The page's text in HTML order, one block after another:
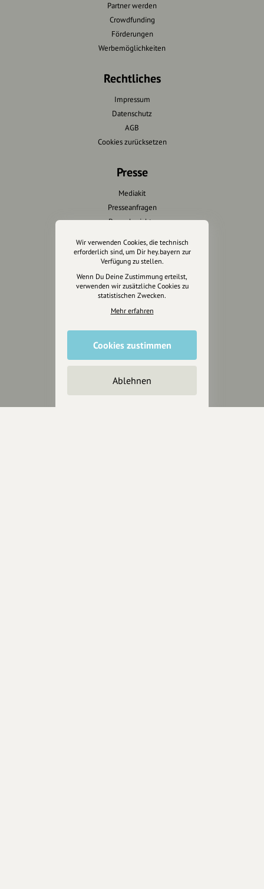
Partner werden
Crowdfunding
Förderungen
Werbemöglichkeiten
Rechtliches
Impressum
Datenschutz
AGB
Cookies zurücksetzen
Presse
Mediakit
Presseanfragen
Presseberichte
Wir unterstützen Euch
Fotografie & mehr
Marketing
Design & Branding
Anakin Design
Unterstütze
unsere Plattform
Wir verwenden Cookies, die technisch
erforderlich sind, um Dir hey.bayern zur
Verfügung zu stellen.
Wenn Du Deine Zustimmung erteilst,
verwenden wir zusätzliche Cookies zu
statistischen Zwecken.
Mehr erfahren
Cookies zustimmen
Ablehnen